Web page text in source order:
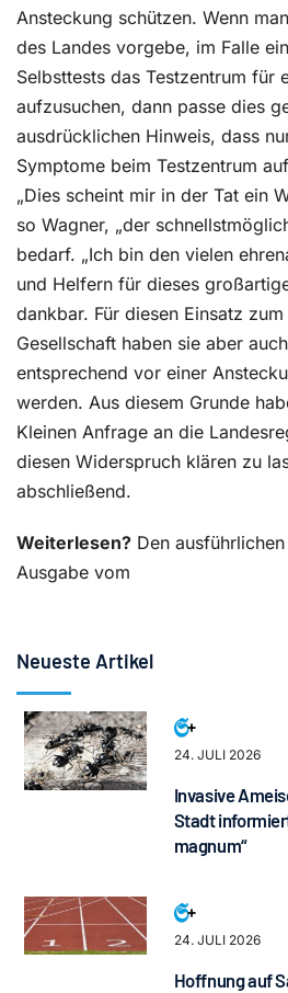
Ansteckung schützen. Wenn
des Landes vorgebe, im Falle
Selbsttests das Testzentrum für
aufzusuchen, dann passe dies
ausdrücklichen Hinweis, dass
Symptome beim Testzentrum
„Dies scheint mir in der Tat ein
so Wagner, „der
bedarf. „Ich bin den vielen
und Helfern für dieses
dankbar. Für diesen Einsatz
Gesellschaft haben sie aber
entsprechend vor einer
werden. Aus diesem Grunde
Kleinen Anfrage an die
diesen Widerspruch klären zu
abschließend.
Weiterlesen? Den
Ausgabe vom
Neueste Artikel
24. JULI 2026
Invasive
Stadt
magnum“
24. JULI 2026
Hoffnung auf